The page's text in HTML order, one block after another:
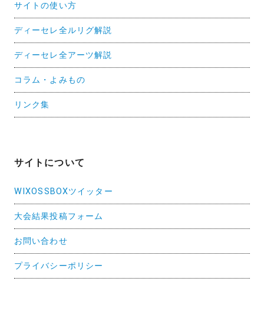
サイトの使い方
ディーセレ全ルリグ解説
ディーセレ全アーツ解説
コラム・よみもの
リンク集
サイトについて
WIXOSSBOXツイッター
大会結果投稿フォーム
お問い合わせ
プライバシーポリシー